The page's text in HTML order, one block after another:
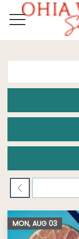
OPEN MENU
MON, AUG 03